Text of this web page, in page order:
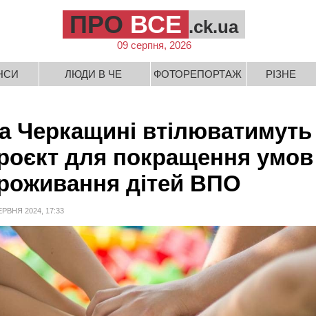
ПРО ВСЕ .ck.ua
09 серпня, 2026
ЛЮДИ В ЧЕ ФОТОРЕПОРТАЖ РІЗНЕ
Черкащині втілюватимуть
для покращення умов
дітей ВПО
2024, 17:33